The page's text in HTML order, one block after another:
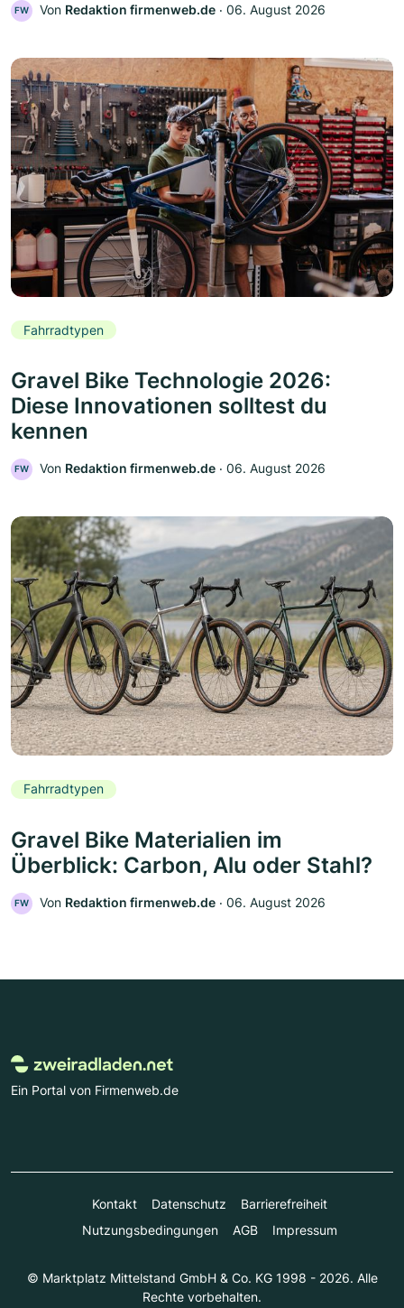
FW Von Redaktion firmenweb.de ‧ 06. August 2026
Fahrradtypen
Gravel Bike Technologie 2026:
Diese Innovationen solltest du
kennen
FW Von Redaktion firmenweb.de ‧ 06. August 2026
Fahrradtypen
Gravel Bike Materialien im
Überblick: Carbon, Alu oder Stahl?
FW Von Redaktion firmenweb.de ‧ 06. August 2026
Ein Portal von Firmenweb.de
Kontakt Datenschutz
Barrierefreiheit
Nutzungsbedingungen
AGB Impressum
© Marktplatz Mittelstand GmbH & Co. KG 1998 - 2026. Alle
Rechte vorbehalten.